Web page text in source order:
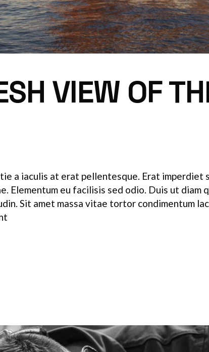
VIEW OF
a iaculis at erat pellentesque. Erat
Elementum eu facilisis sed odio. Duis ut
Sit amet massa vitae tortor condimentum